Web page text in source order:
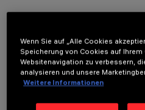
TECHNISCHE
LETZTES UPDATE: 07.08.2026
BESCHREIBUNG
Wenn Sie auf „Alle Cookies
Speicherung von Cookies auf Ihrem
Websitenavigation zu verbessern,
analysieren und unsere
Weitere Informationen